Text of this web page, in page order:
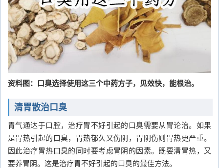
资料图：口臭选择使用这三个中药方子，见效快，能根治。
清胃散治口臭
胃气通达于口腔，治疗胃不好引起的口臭需要从胃论治。如果
是胃热引起的口臭，胃热郁久又伤阴，胃阴伤则胃热更严重。
因此治疗胃热口臭的同时要考虑胃阴的因素。既要清胃热，又
要养胃阴。这是治疗胃不好引起的口臭的最佳方法。